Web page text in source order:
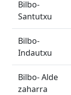
Bilbo-
Santutxu
Bilbo-
Indautxu
Bilbo- Alde
zaharra